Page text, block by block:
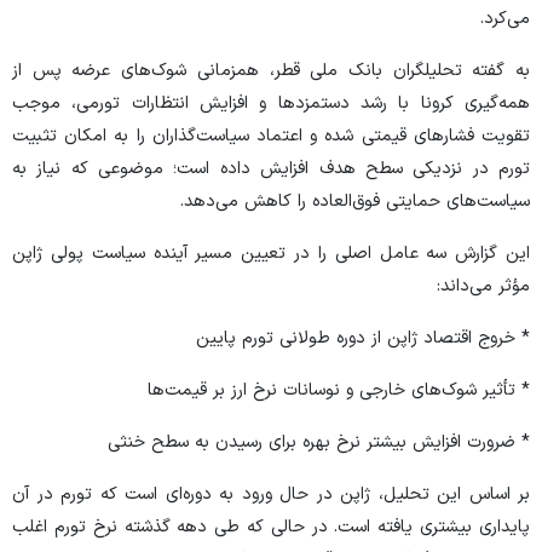
می‌کرد.
به گفته تحلیلگران بانک ملی قطر، همزمانی شوک‌های عرضه پس از
همه‌گیری کرونا با رشد دستمزد‌ها و افزایش انتظارات تورمی، موجب
تقویت فشار‌های قیمتی شده و اعتماد سیاست‌گذاران را به امکان تثبیت
تورم در نزدیکی سطح هدف افزایش داده است؛ موضوعی که نیاز به
سیاست‌های حمایتی فوق‌العاده را کاهش می‌دهد.
این گزارش سه عامل اصلی را در تعیین مسیر آینده سیاست پولی ژاپن
مؤثر می‌داند:
* خروج اقتصاد ژاپن از دوره طولانی تورم پایین
* تأثیر شوک‌های خارجی و نوسانات نرخ ارز بر قیمت‌ها
* ضرورت افزایش بیشتر نرخ بهره برای رسیدن به سطح خنثی
بر اساس این تحلیل، ژاپن در حال ورود به دوره‌ای است که تورم در آن
پایداری بیشتری یافته است. در حالی که طی دهه گذشته نرخ تورم اغلب